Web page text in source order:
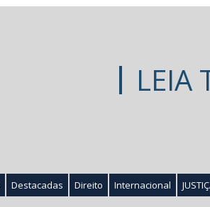
LEIA
Destacadas Direito Internacional